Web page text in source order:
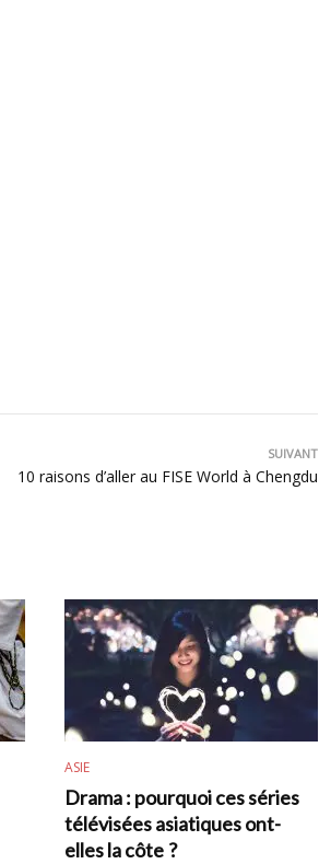
SUIVANT
10 raisons d’aller au FISE World à Chengdu
ASIE
Drama : pourquoi ces séries
télévisées asiatiques ont-
elles la côte ?